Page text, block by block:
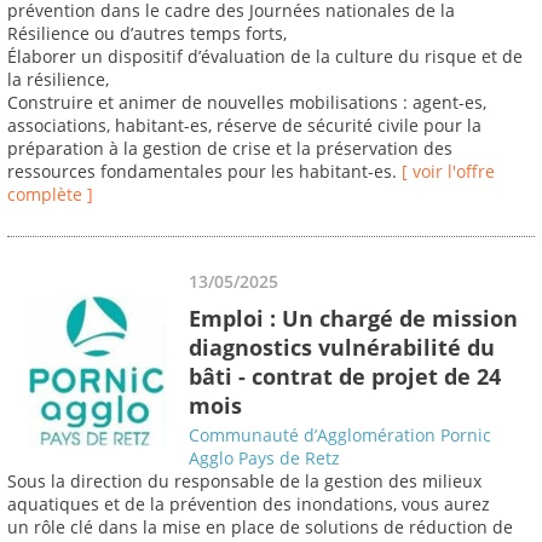
prévention dans le cadre des Journées nationales de la
Résilience ou d’autres temps forts,
Élaborer un dispositif d’évaluation de la culture du risque et de
la résilience,
Construire et animer de nouvelles mobilisations : agent-es,
associations, habitant-es, réserve de sécurité civile pour la
préparation à la gestion de crise et la préservation des
ressources fondamentales pour les habitant-es. [ voir l'offre
complète ]
13/05/2025
Emploi : Un chargé de mission
diagnostics vulnérabilité du
bâti - contrat de projet de 24
mois
Communauté d’Agglomération Pornic
Agglo Pays de Retz
Sous la direction du responsable de la gestion des milieux
aquatiques et de la prévention des inondations, vous aurez
un rôle clé dans la mise en place de solutions de réduction de